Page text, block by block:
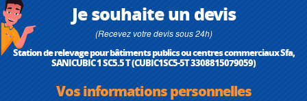
Je souhaite un devis
(Recevez votre devis sous 24h)
Station de relevage pour bâtiments publics ou centres commerciaux Sfa,
SANICUBIC 1 SC5.5 T (CUBIC1SC5-5T 3308815079059)
Vos informations personnelles